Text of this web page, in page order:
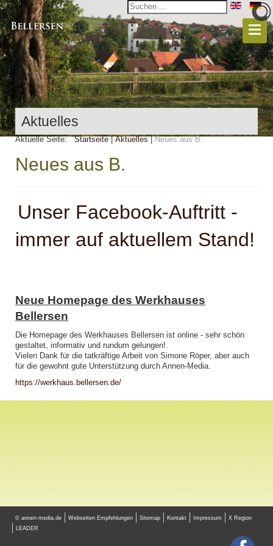
Aktuelles
Aktuelle Seite: Startseite Aktuelles Neues aus B.
Neues aus B.
Unser Facebook-Auftritt -
immer auf aktuellem Stand!
Neue Homepage des Werkhauses
Bellersen
Die Homepage des Werkhauses Bellersen ist online - sehr schön
gestaltet, informativ und rundum gelungen!.
Vielen Dank für die tatkräftige Arbeit von Simone Röper, aber auch
für die gewohnt gute Unterstützung durch Annen-Media.
https://werkhaus.bellersen.de/
© annen-media.de Webseiten Empfehlungen Sitemap Kontakt Impressum
X Region
LEADER